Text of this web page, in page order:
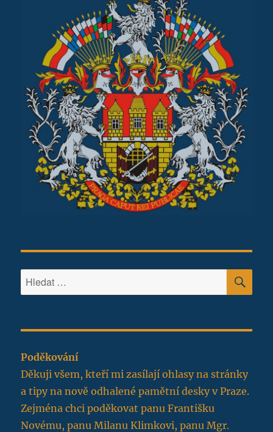
Hledat:
Poděkování
Děkuji všem, kteří mi zasílají ohlasy na stránky
a tipy na nově odhalené pamětní desky v Praze.
Zejména chci poděkovat panu Františku
Novému, panu Milanu Klimkovi, panu Mgr.